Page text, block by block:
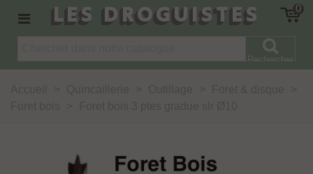
LES DROGUISTES 0
Rechercher